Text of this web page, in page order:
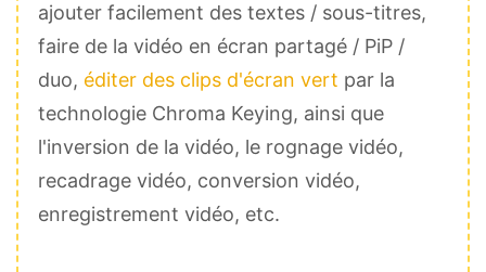
ajouter facilement des textes / sous-titres,
faire de la vidéo en écran partagé / PiP /
duo, éditer des clips d'écran vert par la
technologie Chroma Keying, ainsi que
l'inversion de la vidéo, le rognage vidéo,
recadrage vidéo, conversion vidéo,
enregistrement vidéo, etc.